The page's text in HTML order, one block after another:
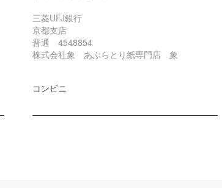
三菱UFJ銀行
京都支店
普通 4548854
株式会社象 あぶらとり紙専門店 象
コンビニ